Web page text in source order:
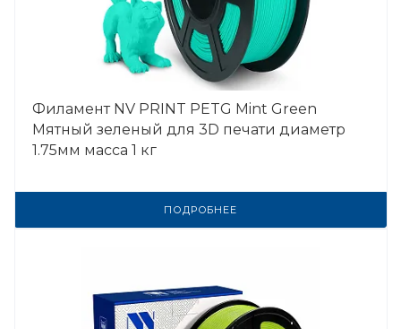
Филамент NV PRINT PETG Mint Green
Мятный зеленый для 3D печати диаметр
1.75мм масса 1 кг
ПОДРОБНЕЕ